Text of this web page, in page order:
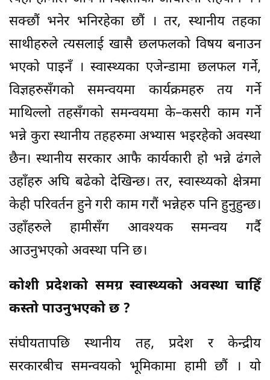
सक्छौं भनेर भनिरहेका छौं । तर, स्थानीय तहका
साथीहरुले त्यसलाई खासै छलफलको विषय बनाउन
भएको पाइनँ । स्वास्थ्यका एजेन्डामा छलफल गर्ने,
विज्ञहरुसँगको समन्वयमा कार्यक्रमहरु तय गर्ने
माथिल्लो तहसँगको समन्वयमा के–कसरी काम गर्ने
भन्ने कुरा स्थानीय तहहरुमा अभ्यास भइरहेको अवस्था
छैन। स्थानीय सरकार आफै कार्यकारी हो भन्ने ढंगले
उहाँहरु अघि बढेको देखिन्छ। तर, स्वास्थ्यको क्षेत्रमा
केही परिवर्तन हुने गरी काम गरौं भन्नेहरु पनि हुनुहुन्छ।
उहाँहरुले हामीसँग आवश्यक समन्वय गर्दै
आउनुभएको अवस्था पनि छ।
कोशी प्रदेशको समग्र स्वास्थ्यको अवस्था चाहिँ
कस्तो पाउनुभएको छ ?
संघीयतापछि स्थानीय तह, प्रदेश र केन्द्रीय
सरकारबीच समन्वयको भूमिकामा हामी छौं । यो